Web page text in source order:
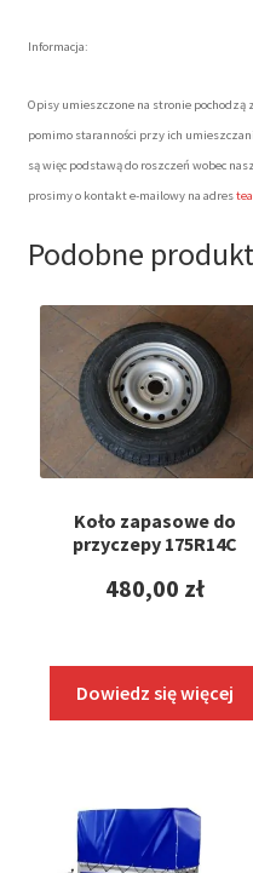
Informacja:
Opisy umieszczone na stronie
pomimo staranności przy ich
są więc podstawą do roszczeń wobec
prosimy o kontakt e-mailowy na adres
Podobne
Koło zapasowe do
przyczepy 175R14C
480,00 zł
Dowiedz się więcej